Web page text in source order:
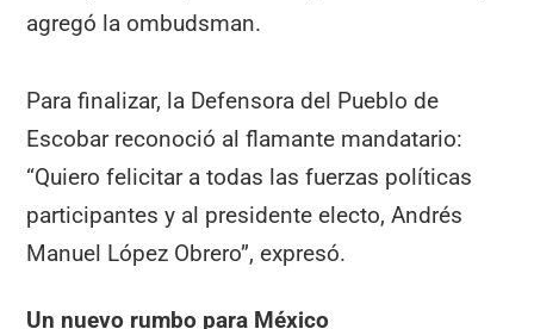
agregó la ombudsman.
Para finalizar, la Defensora del Pueblo de
Escobar reconoció al flamante mandatario:
“Quiero felicitar a todas las fuerzas políticas
participantes y al presidente electo, Andrés
Manuel López Obrero”, expresó.
Un nuevo rumbo para México